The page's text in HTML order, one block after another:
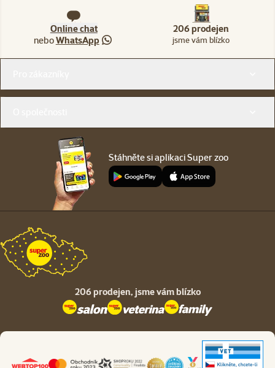
Online chat
neboWhatsApp
206 prodejen
jsme vám blízko
Stáhněte si aplikaci Super zoo
206 prodejen, jsme vám blízko